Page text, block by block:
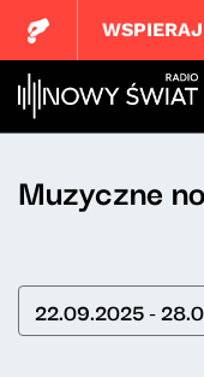
Muzyczne
22.09.2025 -